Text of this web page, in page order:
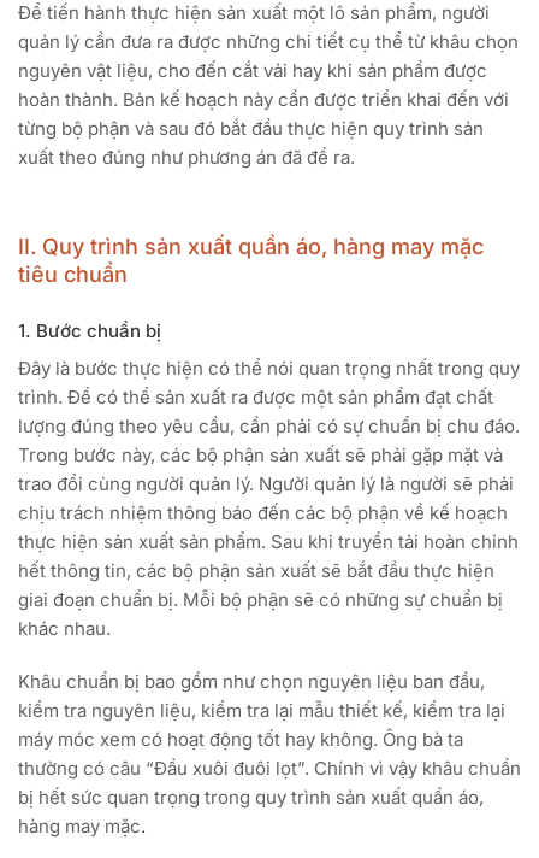
Để tiến hành thực hiện sản xuất một lô sản phẩm, người
quản lý cần đưa ra được những chi tiết cụ thể từ khâu chọn
nguyên vật liệu, cho đến cắt vải hay khi sản phẩm được
hoàn thành. Bản kế hoạch này cần được triển khai đến với
từng bộ phận và sau đó bắt đầu thực hiện quy trình sản
xuất theo đúng như phương án đã đề ra.
II. Quy trình sản xuất quần áo, hàng may mặc
tiêu chuẩn
1. Bước chuẩn bị
Đây là bước thực hiện có thể nói quan trọng nhất trong quy
trình. Để có thể sản xuất ra được một sản phẩm đạt chất
lượng đúng theo yêu cầu, cần phải có sự chuẩn bị chu đáo.
Trong bước này, các bộ phận sản xuất sẽ phải gặp mặt và
trao đổi cùng người quản lý. Người quản lý là người sẽ phải
chịu trách nhiệm thông báo đến các bộ phận về kế hoạch
thực hiện sản xuất sản phẩm. Sau khi truyền tải hoàn chỉnh
hết thông tin, các bộ phận sản xuất sẽ bắt đầu thực hiện
giai đoạn chuẩn bị. Mỗi bộ phận sẽ có những sự chuẩn bị
khác nhau.
Khâu chuẩn bị bao gồm như chọn nguyên liệu ban đầu,
kiểm tra nguyên liệu, kiểm tra lại mẫu thiết kế, kiểm tra lại
máy móc xem có hoạt động tốt hay không. Ông bà ta
thường có câu “Đầu xuôi đuôi lọt”. Chính vì vậy khâu chuẩn
bị hết sức quan trọng trong quy trình sản xuất quần áo,
hàng may mặc.